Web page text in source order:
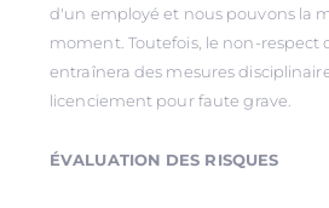
d'un employé et nous pouvons la
moment. Toutefois, le non-respect
entraînera des mesures
licenciement pour faute grave.
ÉVALUATION DES RISQUES